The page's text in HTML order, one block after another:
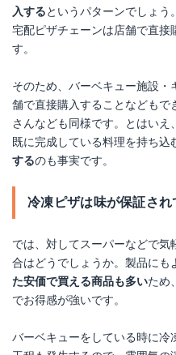
入するというパターンでしょ
宅配ピザチェーンは店舗で直
す。
そのため、バーベキュー施設
舗で直接購入することなどもで
さんなども同様です。とはいえ
既に完成している料理を持ち込
するのも事実です。
冷凍ピザは味が保証さ
では、対してスーパーなどで
合はどうでしょうか。製品にも
た安価で買える商品も多いため
でお得感が強いです。
バーベキューをしている時に冷